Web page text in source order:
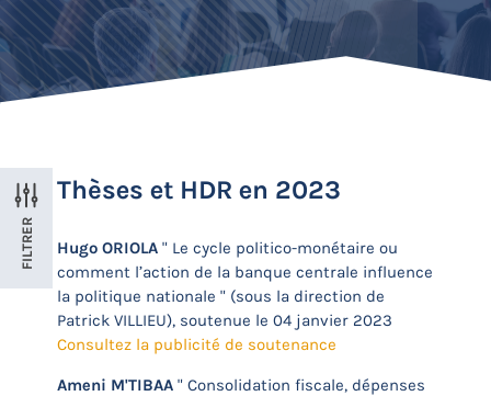
FILTRER
Thèses et HDR en 2023
Hugo ORIOLA " Le cycle politico-monétaire ou
comment l’action de la banque centrale influence
la politique nationale " (sous la direction de
Patrick VILLIEU), soutenue le 04 janvier 2023
Consultez la publicité de soutenance
Ameni M'TIBAA " Consolidation fiscale, dépenses